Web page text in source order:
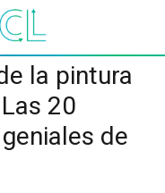
la pintura
20
de